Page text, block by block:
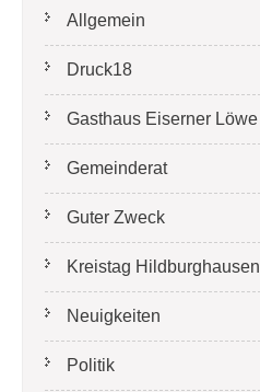
Allgemein
Druck18
Gasthaus Eiserner Löwe
Gemeinderat
Guter Zweck
Kreistag Hildburghausen
Neuigkeiten
Politik